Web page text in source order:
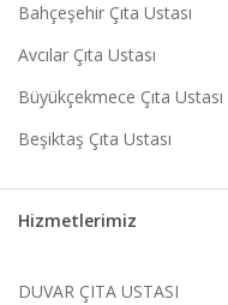
Bahçeşehir Çıta Ustası
Avcılar Çıta Ustası
Büyükçekmece Çıta Ustası
Beşiktaş Çıta Ustası
Hizmetlerimiz
DUVAR ÇITA USTASI